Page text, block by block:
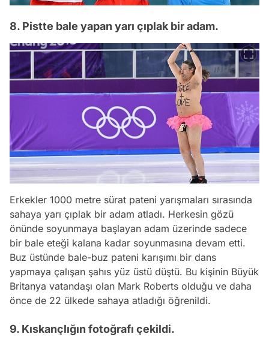
8. Pistte bale yapan yarı çıplak bir adam.
Erkekler 1000 metre sürat pateni yarışmaları sırasında
sahaya yarı çıplak bir adam atladı. Herkesin gözü
önünde soyunmaya başlayan adam üzerinde sadece
bir bale eteği kalana kadar soyunmasına devam etti.
Buz üstünde bale-buz pateni karışımı bir dans
yapmaya çalışan şahıs yüz üstü düştü. Bu kişinin Büyük
Britanya vatandaşı olan Mark Roberts olduğu ve daha
önce de 22 ülkede sahaya atladığı öğrenildi.
9. Kıskançlığın fotoğrafı çekildi.